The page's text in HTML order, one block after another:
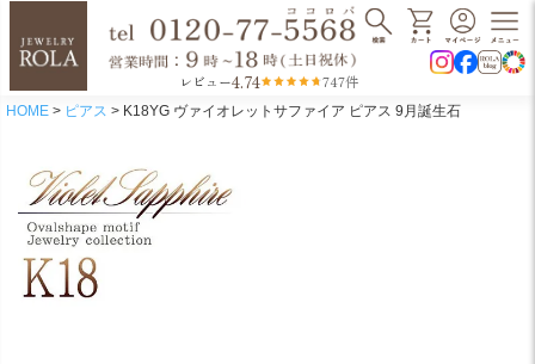
レビュー4.74 747件
HOME ピアス K18YG ヴァイオレットサファイア ピアス 9月誕生石